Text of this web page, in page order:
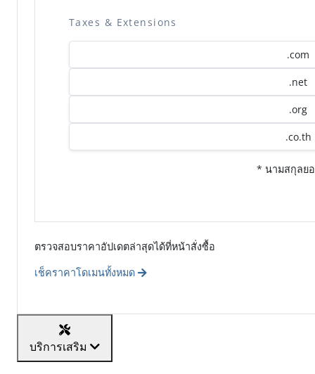
Taxes & Extensions
.com
.net
.org
.co.th
* นามสกุลย
ตรวจสอบราคาอัปเดตล่าสุดได้ที่หน้าสั่งซื้อ
เช็คราคาโดเมนทั้งหมด
บริการเสริม